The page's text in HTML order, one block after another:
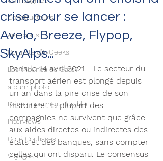
Constructeurs
Aéroports
Portraits d'AvGeeks
Les tribunes de Gate7
album photo
Développement durable
Interviews
Coté Coulisses
Voyages
crise pour se lancer :
Avelo, Breeze, Flypop,
SkyAlps...
Paris le 14 avril 2021 - Le secteur du
transport aérien est plongé depuis
un an dans la pire crise de son
histoire et la plupart des
compagnies ne survivent que grâce
aux aides directes ou indirectes des
états et des banques, sans compter
celles qui ont disparu. Le consensus